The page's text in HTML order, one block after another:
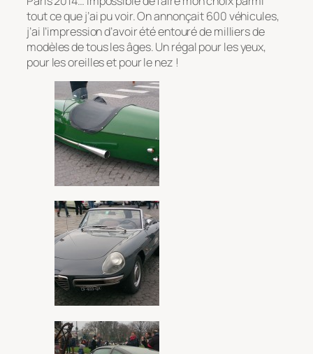
tout ce que j’ai pu voir. On annonçait 600 véhicules,
j’ai l’impression d’avoir été entouré de milliers de
modèles de tous les âges. Un régal pour les yeux,
pour les oreilles et pour le nez !